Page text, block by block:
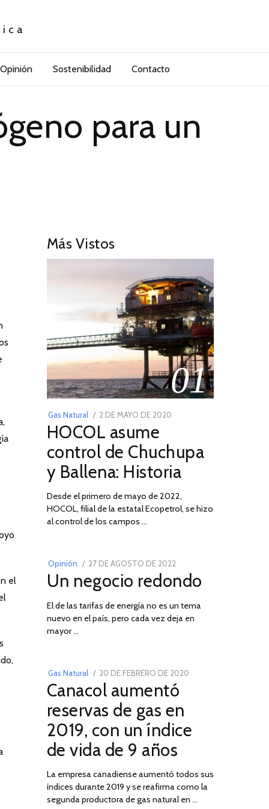
Opinión Sostenibilidad Contacto
para un
el
Más Vistos
01
Gas Natural
POSTED
ON
2 DE MAYO DE 2020
DE
2026
HOCOL asume
control de Chuchupa
y Ballena: Historia
Desde el primero de mayo de 2022,
HOCOL, filial de la estatal Ecopetrol, se hizo
al control de los campos …
Opinión
POSTED
ON
27 DE AGOSTO DE 202230
DE
DE
2022
Un negocio redondo
El de las tarifas de energía no es un tema
nuevo en el país, pero cada vez deja en
mayor …
03
Gas Natural
POSTED
ON
20 DE FEBRERO DE 2020
2025
Canacol aumentó
reservas de gas en
2019, con un índice
de vida de 9 años
La empresa canadiense aumentó todos sus
índices durante 2019 y se reafirma como la
segunda productora de gas natural en …